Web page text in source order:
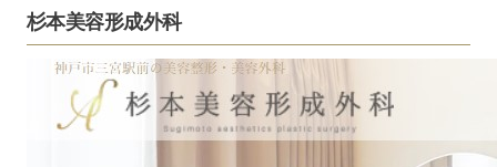
杉本美容形成外科